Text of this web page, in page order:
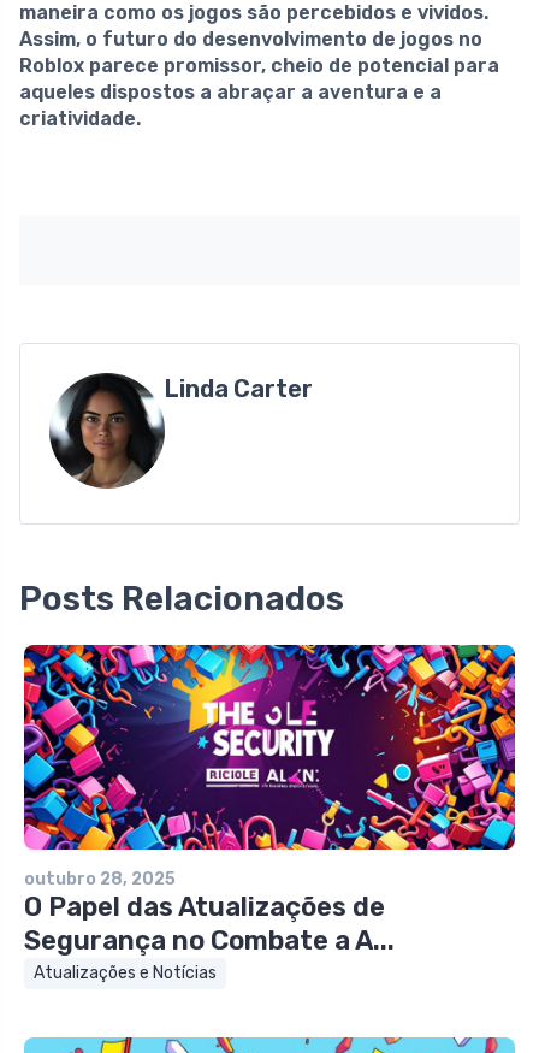
maneira como os jogos são percebidos e vividos.
Assim, o futuro do desenvolvimento de jogos no
Roblox parece promissor, cheio de potencial para
aqueles dispostos a abraçar a aventura e a
criatividade.
Linda Carter
Posts Relacionados
outubro 28, 2025
O Papel das Atualizações de
Segurança no Combate a A...
Atualizações e Notícias